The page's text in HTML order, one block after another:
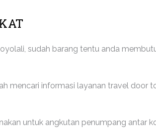
sudah barang tentu anda
mencari informasi layanan travel door
untuk angkutan penumpang antar